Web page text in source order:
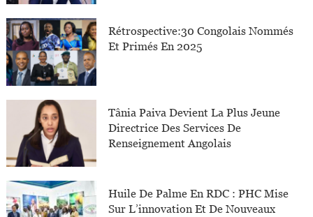
Rétrospective:30 Congolais Nommés
Et Primés En 2025
Tânia Paiva Devient La Plus Jeune
Directrice Des Services De
Renseignement Angolais
Huile De Palme En RDC : PHC Mise
Sur L’innovation Et De Nouveaux